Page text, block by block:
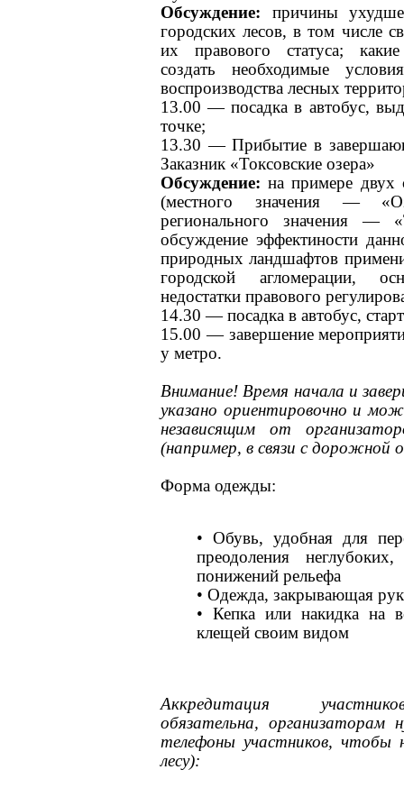
Обсуждение: причины
городских лесов, в том числе
их правового статуса;
создать необходимые
воспроизводства лесных
13.00 — посадка в автобус,
точке;
13.30 — Прибытие в
Заказник «Токсовские озера»
Обсуждение:на примере
(местного значения —
регионального значения —
обсуждение эффектиности
природных ландшафтов
городской агломерации,
недостатки правового
14.30 — посадка в автобус,
15.00 — завершение
у метро.
Внимание! Время начала и
указано ориентировочно и
независящим от
(например, в связи с дорожной
Форма одежды:
• Обувь, удобная для
преодоления
понижений рельефа
• Одежда, закрывающая
• Кепка или накидка на
клещей своим видом
Аккредитация
обязательна,
телефоны участников, чтобы
лесу):